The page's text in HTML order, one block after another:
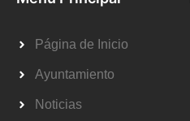
Página de Inicio
Ayuntamiento
Noticias